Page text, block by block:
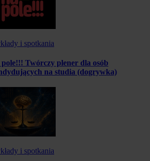
i spotkania
Twórczy plener dla osób
na studia (dogrywka)
i spotkania